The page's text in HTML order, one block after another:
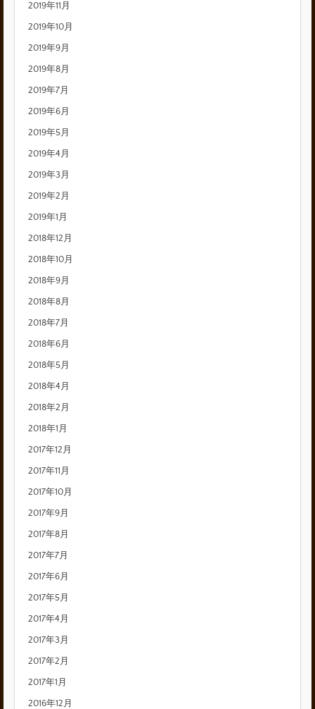
2019年11月
2019年10月
2019年9月
2019年8月
2019年7月
2019年6月
2019年5月
2019年4月
2019年3月
2019年2月
2019年1月
2018年12月
2018年10月
2018年9月
2018年8月
2018年7月
2018年6月
2018年5月
2018年4月
2018年2月
2018年1月
2017年12月
2017年11月
2017年10月
2017年9月
2017年8月
2017年7月
2017年6月
2017年5月
2017年4月
2017年3月
2017年2月
2017年1月
2016年12月